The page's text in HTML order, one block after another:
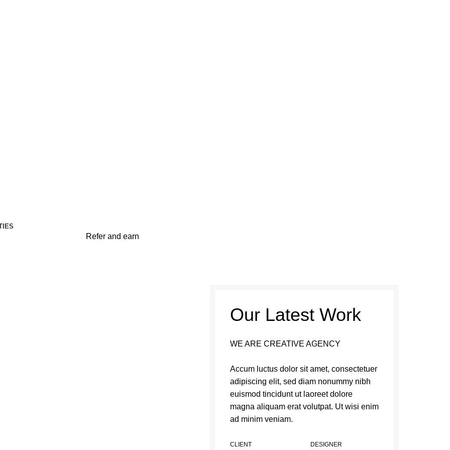
Refer and earn
Our Latest Work
WE ARE CREATIVE AGENCY
Accum luctus dolor sit amet, consectetuer
adipiscing elit, sed diam nonummy nibh
euismod tincidunt ut laoreet dolore
magna aliquam erat volutpat. Ut wisi enim
ad minim veniam.
CLIENT DESIGNER